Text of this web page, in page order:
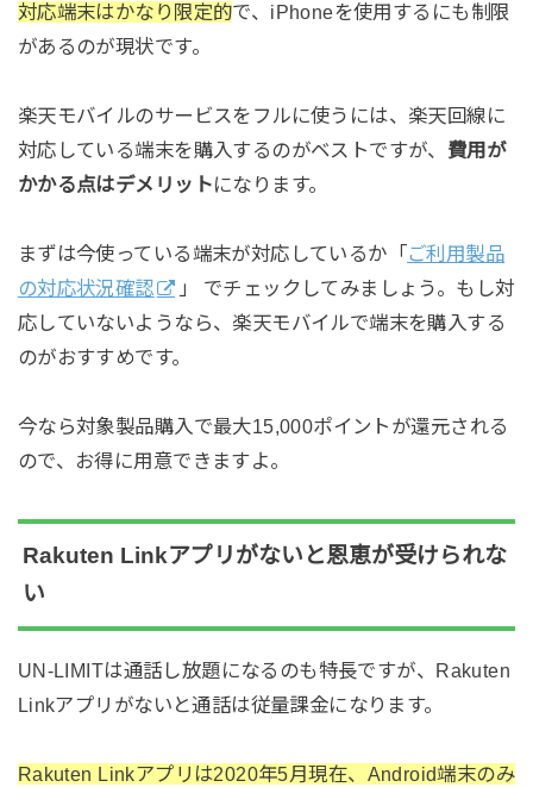
対応端末はかなり限定的で、iPhoneを使用するにも制限
があるのが現状です。
楽天モバイルのサービスをフルに使うには、楽天回線に
対応している端末を購入するのがベストですが、 費用が
かかる点はデメリットになります。
まずは今使っている端末が対応しているか「ご利用製品
の対応状況確認
」 でチェックしてみましょう。もし対
応していないようなら、楽天モバイルで端末を購入する
のがおすすめです。
今なら対象製品購入で最大15,000ポイントが還元される
ので、お得に用意できますよ。
Rakuten Linkアプリがないと恩恵が受けられな
い
UN-LIMITは通話し放題になるのも特長ですが、Rakuten
Linkアプリがないと通話は従量課金になります。
Rakuten Linkアプリは2020年5月現在、Android端末のみ